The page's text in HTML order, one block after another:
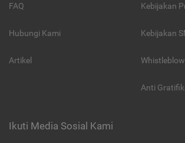
FAQ
Hubungi Kami
Artikel
Kebijakan
Kebijakan
Anti
Ikuti Media Sosial Kami